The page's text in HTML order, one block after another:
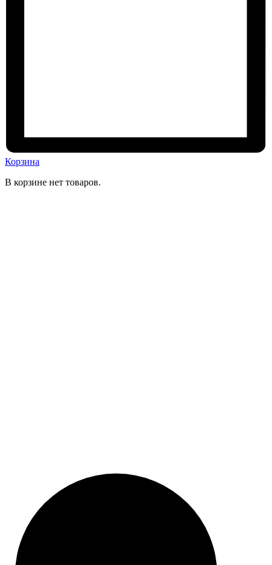
Корзина
В корзине нет товаров.